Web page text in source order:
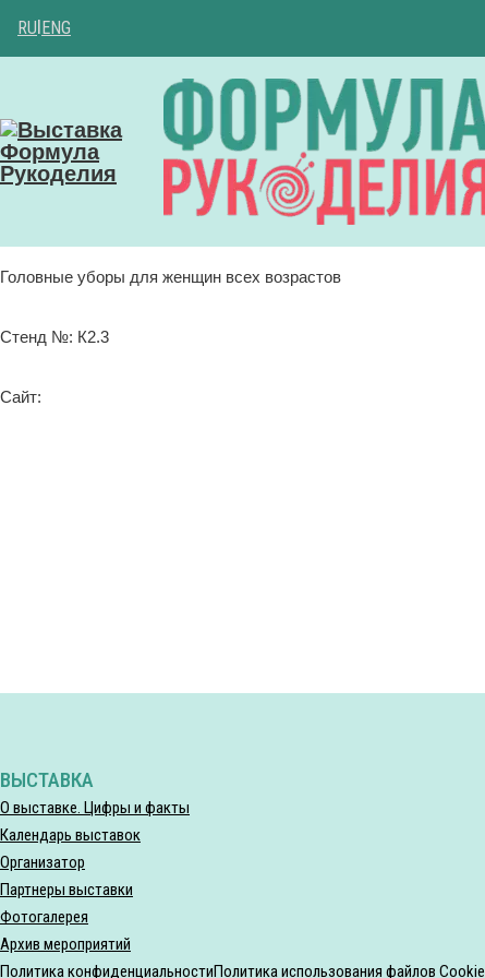
RU ENG
Головные уборы для женщин всех возрастов
Стенд №: К2.3
Сайт:
ВЫСТАВКА
О выставке. Цифры и факты
Календарь выставок
Организатор
Партнеры выставки
Фотогалерея
Архив мероприятий
Политика конфиденциальностиПолитика использования файлов Cookie